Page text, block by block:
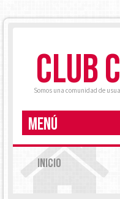
CLUB
Somos una comunidad de
MENÚ
INICIO